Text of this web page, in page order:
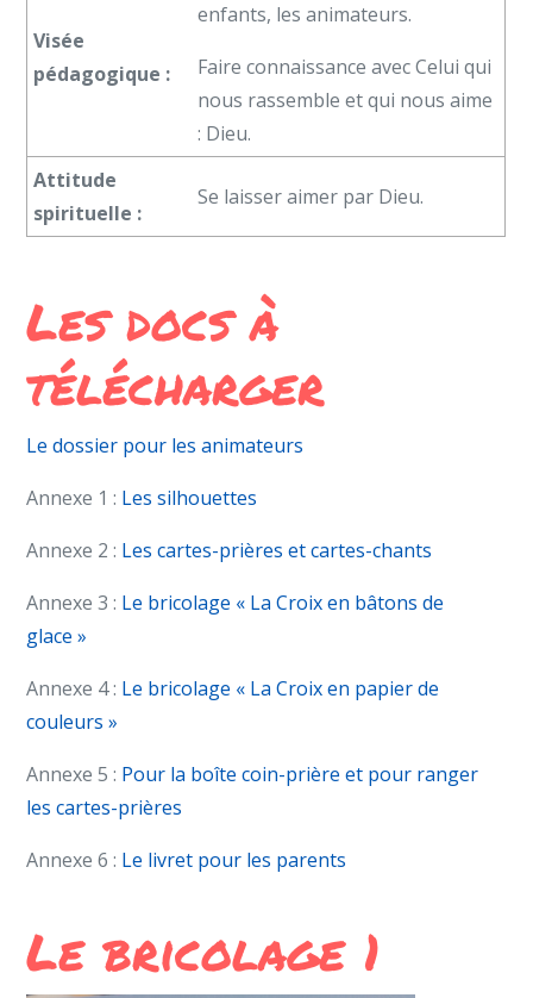
Visée
pédagogique :
enfants, les animateurs.
Faire connaissance avec Celui qui
nous rassemble et qui nous aime
: Dieu.
Attitude
spirituelle :
Se laisser aimer par Dieu.
Les docs à
télécharger
Le dossier pour les animateurs
Annexe 1 : Les silhouettes
Annexe 2 : Les cartes-prières et cartes-chants
Annexe 3 : Le bricolage « La Croix en bâtons de
glace »
Annexe 4 : Le bricolage « La Croix en papier de
couleurs »
Annexe 5 : Pour la boîte coin-prière et pour ranger
les cartes-prières
Annexe 6 : Le livret pour les parents
Le bricolage 1